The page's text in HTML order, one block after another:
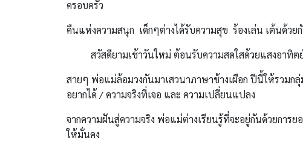
ครอบครัว
คืนแห่งความสนุก เด็กๆต่างได้รับความสุข ร้องเล่น เต้นด้ว
สวัสดียามเช้าวันใหม่ ต้อนรับความสดใสด้วยแสงอาทิต
สายๆ พ่อแม่ล้อมวงกันมาเสวนาภาษาช้างเผือก ปีนี้ให้รวม
อยากได้ / ความจริงที่เจอ และ ความเปลี่ยนแปลง
จากความฝันสู่ความจริง พ่อแม่ต่างเรียนรู้ที่จะอยู่กันด้วยกา
ให้มั่นคง